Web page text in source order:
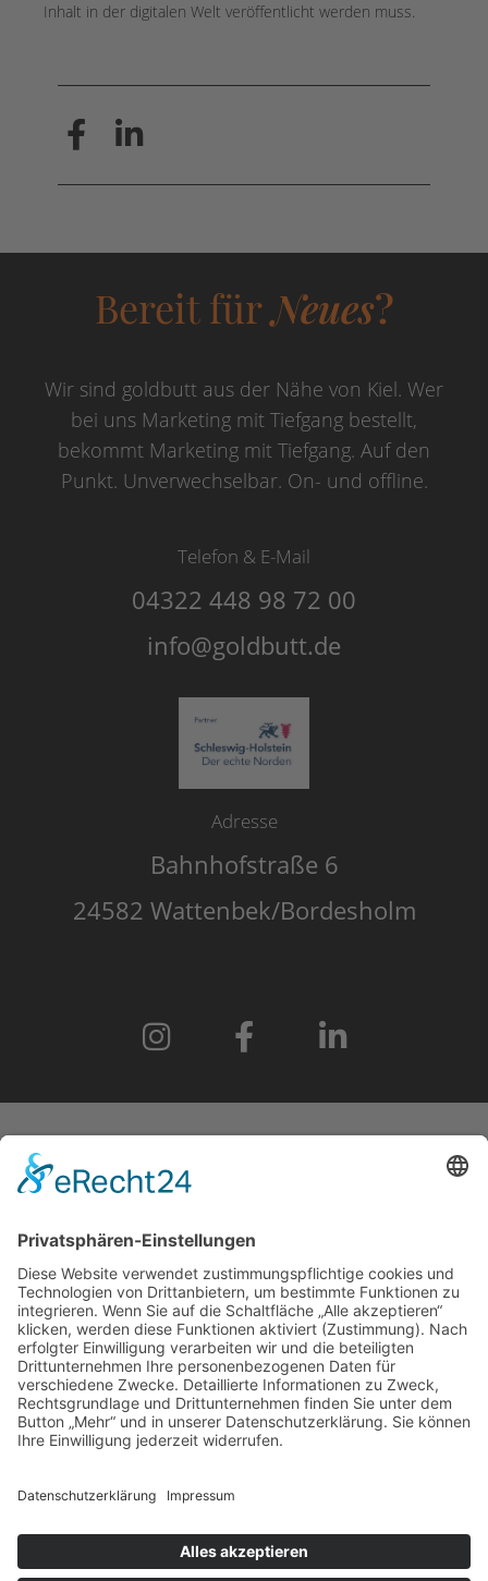
Inhalt in der digitalen Welt veröffentlicht werden muss.
Bereit fürNeues?
Wir sind goldbutt aus der Nähe von Kiel. Wer
bei uns Marketing mit Tiefgang bestellt,
bekommt Marketing mit Tiefgang. Auf den
Punkt. Unverwechselbar. On- und offline.
Telefon & E-Mail
04322 448 98 72 00
info@goldbutt.de
Adresse
Bahnhofstraße 6
24582 Wattenbek/Bordesholm
DATENSCHUTZERKLÄRUNG
BARRIEREFREIHEITSERKLÄRUNG
GEWINNSPIELRICHTLINIEN
COOKIE-EINSTELLUNGEN